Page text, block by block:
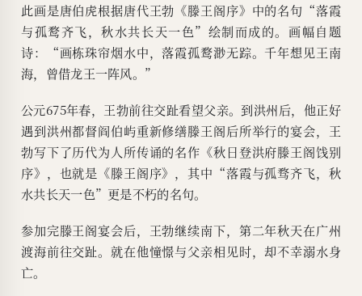
此画是唐伯虎根据唐代王勃《滕王阁序》中的名句“落霞
与孤鹜齐飞，秋水共长天一色”绘制而成的。画幅自题
诗：“画栋珠帘烟水中，落霞孤鹜渺无踪。千年想见王南
海，曾借龙王一阵风。”
公元675年春，王勃前往交趾看望父亲。到洪州后，他正好
遇到洪州都督阎伯屿重新修缮滕王阁后所举行的宴会，王
勃写下了历代为人所传诵的名作《秋日登洪府滕王阁饯别
序》，也就是《滕王阁序》，其中“落霞与孤骛齐飞，秋
水共长天一色”更是不朽的名句。
参加完滕王阁宴会后，王勃继续南下，第二年秋天在广州
渡海前往交趾。就在他憧憬与父亲相见时，却不幸溺水身
亡。